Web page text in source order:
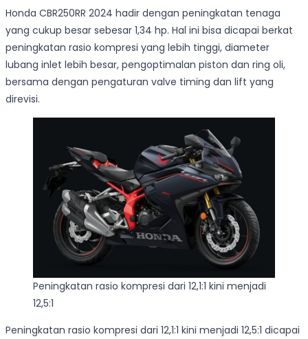
Honda CBR250RR 2024 hadir dengan peningkatan tenaga
yang cukup besar sebesar 1,34 hp. Hal ini bisa dicapai berkat
peningkatan rasio kompresi yang lebih tinggi, diameter
lubang inlet lebih besar, pengoptimalan piston dan ring oli,
bersama dengan pengaturan valve timing dan lift yang
direvisi.
Peningkatan rasio kompresi dari 12,1:1 kini menjadi
12,5:1
Peningkatan rasio kompresi dari 12,1:1 kini menjadi 12,5:1 dicapai